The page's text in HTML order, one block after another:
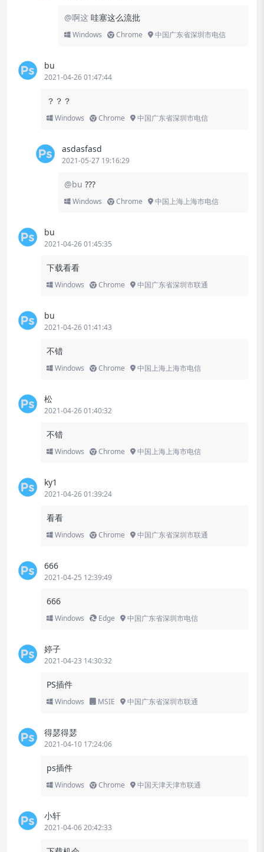
@啊这 哇塞这么流批
Windows Chrome 中国广东省深圳市电信
bu
2021-04-26 01:47:44
？？？
Windows Chrome 中国广东省深圳市电信
asdasfasd
2021-05-27 19:16:29
@bu ???
Windows Chrome 中国上海上海市电信
bu
2021-04-26 01:45:35
下载看看
Windows Chrome 中国广东省深圳市联通
bu
2021-04-26 01:41:43
不错
Windows Chrome 中国上海上海市电信
松
2021-04-26 01:40:32
不错
Windows Chrome 中国上海上海市电信
ky1
2021-04-26 01:39:24
看看
Windows Chrome 中国广东省深圳市联通
666
2021-04-25 12:39:49
666
Windows Edge 中国广东省深圳市电信
婷子
2021-04-23 14:30:32
PS插件
Windows MSIE 中国广东省深圳市联通
得瑟得瑟
2021-04-10 17:24:06
ps插件
Windows Chrome 中国天津天津市联通
小轩
2021-04-06 20:42:33